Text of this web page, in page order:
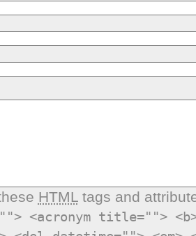
HTMLtags and
<acronym title="">